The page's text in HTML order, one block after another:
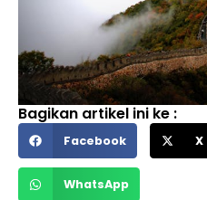
Bagikan artikel ini ke :
Facebook X
WhatsApp